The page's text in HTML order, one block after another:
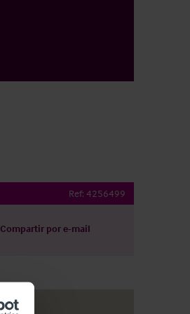
Ref: 4256499
Compartir por e-mail